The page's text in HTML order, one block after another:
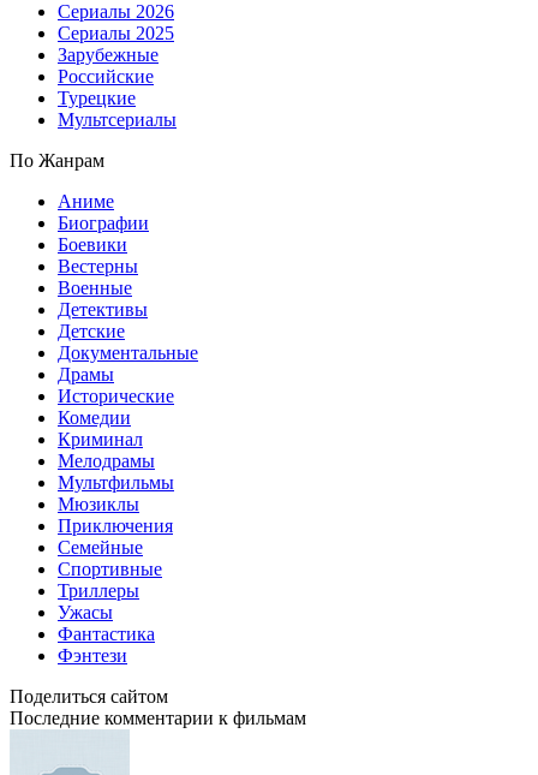
Сериалы 2026
Сериалы 2025
Зарубежные
Российские
Турецкие
Мультсериалы
По Жанрам
Аниме
Биографии
Боевики
Вестерны
Военные
Детективы
Детские
Документальные
Драмы
Исторические
Комедии
Криминал
Мелодрамы
Мультфильмы
Мюзиклы
Приключения
Семейные
Спортивные
Триллеры
Ужасы
Фантастика
Фэнтези
Поделиться сайтом
Последние комментарии к фильмам